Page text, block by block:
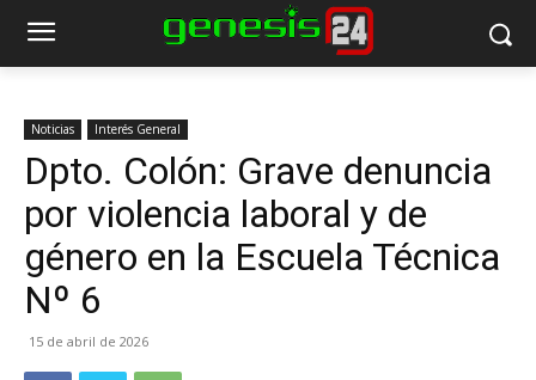
Noticias Interés General
Dpto. Colón: Grave denuncia
por violencia laboral y de
género en la Escuela Técnica
Nº 6
15 de abril de 2026